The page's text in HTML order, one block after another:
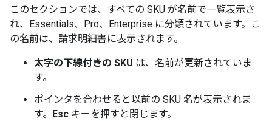
このセクションでは、すべての SKU が名前で一覧表示さ
れ、Essentials、Pro、Enterprise に分類されています。こ
の名前は、請求明細書に表示されます。
太字の下線付きの SKU は、名前が更新されていま
す。
ポインタを合わせると以前の SKU 名が表示されま
す。 Esc キーを押すと閉じます。